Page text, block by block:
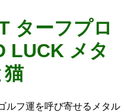
ターフプロ
LUCK メタ
猫
ルフ運を呼び寄せるメタル